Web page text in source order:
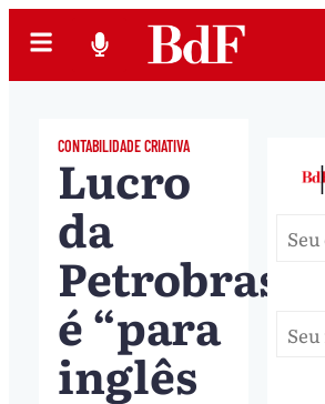
CONTABILIDADE CRIATIVA
Lucro
da
Petrobras
é “para
inglês